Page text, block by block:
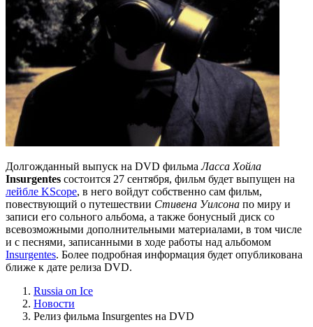
Долгожданный выпуск на DVD фильмаЛасса Хойла
Insurgentes состоится 27 сентября, фильм будет выпущен на
лейбле KScope, в него войдут собственно сам фильм,
повествующий о путешествии Стивена Уилсона по миру и
записи его сольного альбома, а также бонусный диск со
всевозможными дополнительными материалами, в том числе
и с песнями, записанными в ходе работы над альбомом
Insurgentes. Более подробная информация будет опубликована
ближе к дате релиза DVD.
Russia on Ice
Новости
Релиз фильма Insurgentes на DVD